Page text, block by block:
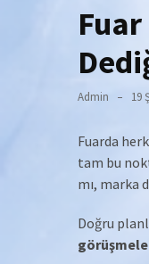
Admin 19
Fuarda
tam bu
mı, marka
Doğru